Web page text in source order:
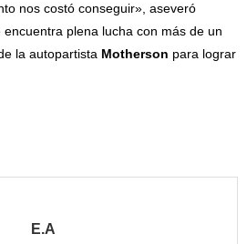
nos costó conseguir», aseveró
plena lucha con más de un
la autopartista Motherson para lograr
E.A